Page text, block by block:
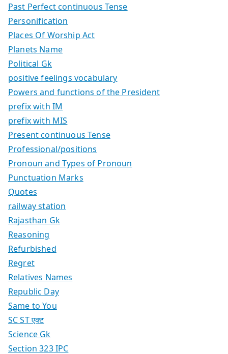
Past Perfect continuous Tense
Personification
Places Of Worship Act
Planets Name
Political Gk
positive feelings vocabulary
Powers and functions of the President
prefix with IM
prefix with MIS
Present continuous Tense
Professional/positions
Pronoun and Types of Pronoun
Punctuation Marks
Quotes
railway station
Rajasthan Gk
Reasoning
Refurbished
Regret
Relatives Names
Republic Day
Same to You
SC ST एक्ट
Science Gk
Section 323 IPC